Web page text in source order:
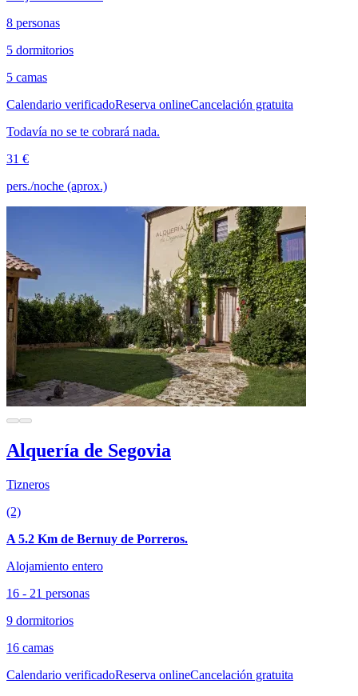
8 personas
5 dormitorios
5 camas
Calendario verificadoReserva onlineCancelación gratuita
Todavía no se te cobrará nada.
31 €
pers./noche (aprox.)
Alquería de Segovia
Tizneros
(2)
A 5.2 Km de Bernuy de Porreros.
Alojamiento entero
16 - 21 personas
9 dormitorios
16 camas
Calendario verificadoReserva onlineCancelación gratuita